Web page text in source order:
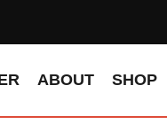
ABOUT SHOP